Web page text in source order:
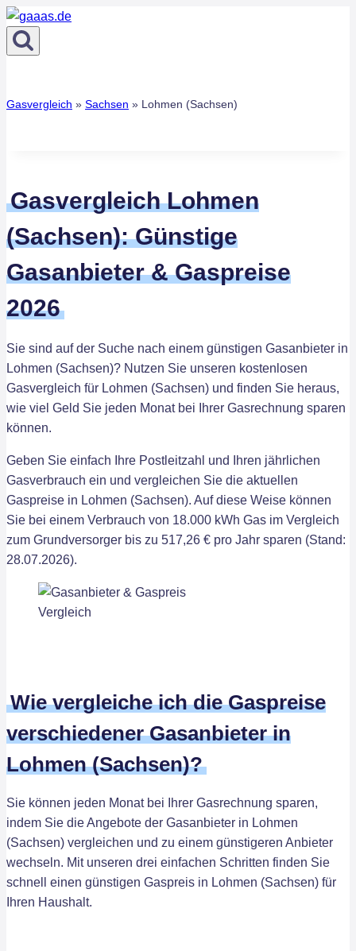
Zum
Inhalt
springen
Gasvergleich » Sachsen » Lohmen (Sachsen)
Gasvergleich Lohmen
(Sachsen): Günstige
Gasanbieter & Gaspreise
2026
Sie sind auf der Suche nach einem günstigen Gasanbieter in
Lohmen (Sachsen)? Nutzen Sie unseren kostenlosen
Gasvergleich für Lohmen (Sachsen) und finden Sie heraus,
wie viel Geld Sie jeden Monat bei Ihrer Gasrechnung sparen
können.
Geben Sie einfach Ihre Postleitzahl und Ihren jährlichen
Gasverbrauch ein und vergleichen Sie die aktuellen
Gaspreise in Lohmen (Sachsen). Auf diese Weise können
Sie bei einem Verbrauch von 18.000 kWh Gas im Vergleich
zum Grundversorger bis zu 517,26 € pro Jahr sparen (Stand:
28.07.2026).
Wie vergleiche ich die Gaspreise
verschiedener Gasanbieter in
Lohmen (Sachsen)?
Sie können jeden Monat bei Ihrer Gasrechnung sparen,
indem Sie die Angebote der Gasanbieter in Lohmen
(Sachsen) vergleichen und zu einem günstigeren Anbieter
wechseln. Mit unseren drei einfachen Schritten finden Sie
schnell einen günstigen Gaspreis in Lohmen (Sachsen) für
Ihren Haushalt.